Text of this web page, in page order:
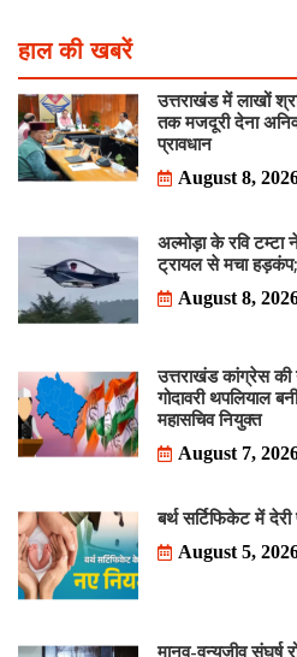
हाल की खबरें
उत्तराखंड में लाखों
तक मजदूरी देना
प्रावधान
August 8,
अल्मोड़ा के रवि
ट्रायल से मचा हड़कंप;
August 8,
उत्तराखंड कांग्रेस की
गोदावरी थपलियाल
महासचिव नियुक्त
August 7,
बर्थ सर्टिफिकेट में
August 5,
मानव-वन्यजीव संघर्ष